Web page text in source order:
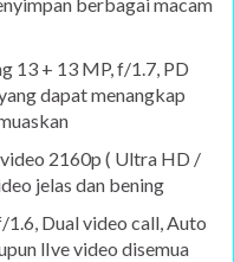
13 + 13 MP, f/1.7, PD
dapat menangkap
2160p ( Ultra HD /
jelas dan bening
Dual video call, Auto
lIve video disemua